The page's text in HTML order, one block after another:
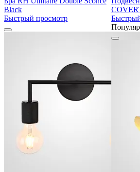
Black
Быстрый просмотр